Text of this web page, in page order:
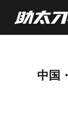
中国